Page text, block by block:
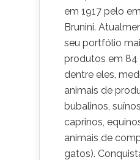
em 1917 pelo
Brunini.
seu portfólio
produtos em 84
dentre eles,
animais de
bubalinos,
caprinos,
animais de
gatos).